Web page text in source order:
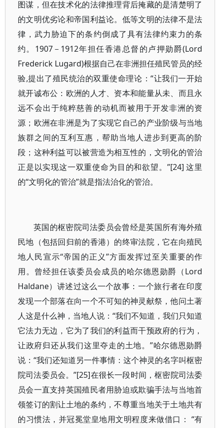
图谋，但在技术化的法律推理背后掩藏的是清楚明了
的文明优劣论和帝国利益论。低等文明的法律不是法
律，武力胁迫下的条约倒成了具有法律约束力的条
约。1907－1912年担任香港总督的卢押勋爵(Lord
Frederick Lugard)根据自己在非洲担任殖民管员的经
验,提出了殖民统治的双重使命理论：“让我们一开始
就开诚布公：欧洲的人才、资本和能量从未、而且永
远不会出于纯粹慈善的动机而被用于开发非洲的资
源；欧洲在非洲是为了实现它自己的产业阶级与当地
族群之间的互利互惠，帮助当地人进步到更高的阶
段；这种利益可以被营造为相互性的，文明化的管治
正是以实现这一双重使命为目的和欲望。”[24] 这里
的“文明化的管治”就是指法治化的管治。
英国的枢密院司法委员会曾经是英国所有海外殖
民地（包括回归前的香港）的终审法院，它在向殖民
地人民宣示“帝国的正义”方面发挥过至关重要的作
用。曾经担任该委员会成员的哈尔德恩勋爵（Lord
Haldane）讲述过这么一个故事：一个旅行者在印度
发现一个部落在向一个不可知的神灵献祭，他问土著
人这是什么神，当地人说：“我们不知道，我们只知道
它法力无边，它为了我们的利益而干预政府的行为，
让政府归还从我们这里夺走的土地。”哈尔德恩勋爵
说：“我们还知道另一件事情：这个神灵的名字叫枢密
院司法委员会。”[25]在很长一段时间，枢密院司法委
员会一直支持英国殖民者用胁迫或欺骗手法与当地首
领签订的割让土地的条约，不尊重当地关于土地共有
的习惯法，并冠冕堂皇地用文明程度来做借口： “有